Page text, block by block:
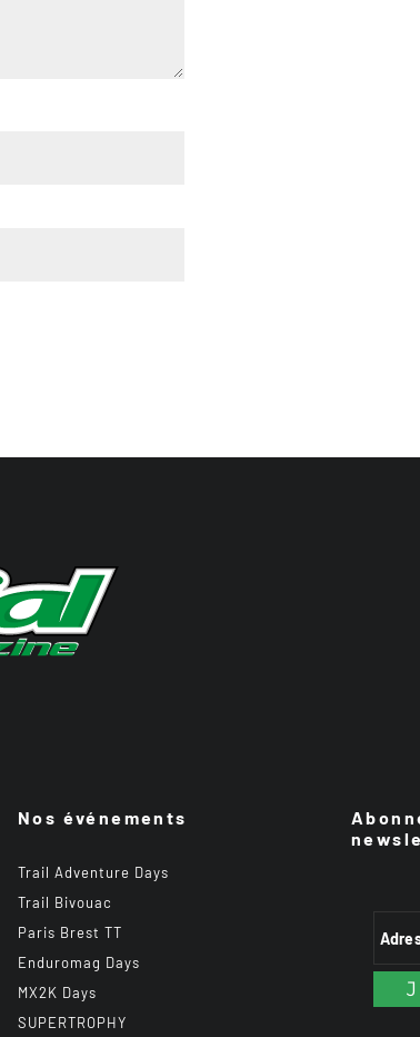
Nos événements
Trail Adventure Days
Trail Bivouac
Paris Brest TT
Enduromag Days
MX2K Days
SUPERTROPHY